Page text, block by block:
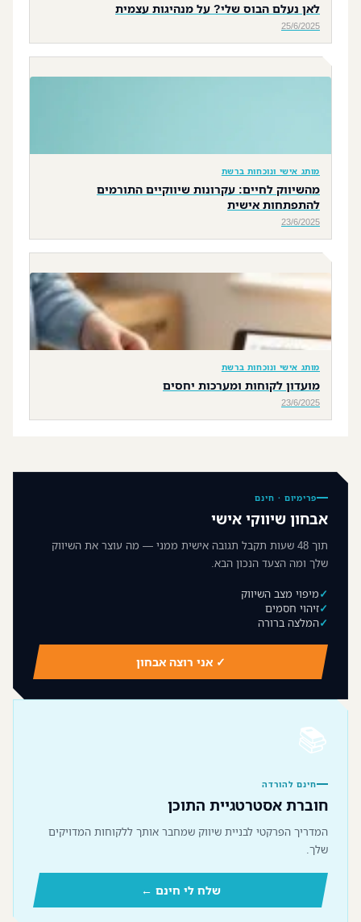
לאן נעלם הבוס שלי? על מנהיגות עצמית
25/6/2025
מותג אישי ונוכחות ברשת
מהשיווק לחיים: עקרונות שיווקיים התורמים
להתפתחות אישית
23/6/2025
מותג אישי ונוכחות ברשת
מועדון לקוחות ומערכות יחסים
23/6/2025
פרימיום · חינם
אבחון שיווקי אישי
תוך 48 שעות תקבל תגובה אישית ממני — מה עוצר את השיווק
שלך ומה הצעד הנכון הבא.
מיפוי מצב השיווק
זיהוי חסמים
המלצה ברורה
✓ אני רוצה אבחון
📚
חינם להורדה
חוברת אסטרטגיית התוכן
המדריך הפרקטי לבניית שיווק שמחבר אותך ללקוחות המדויקים
שלך.
שלח לי חינם ←